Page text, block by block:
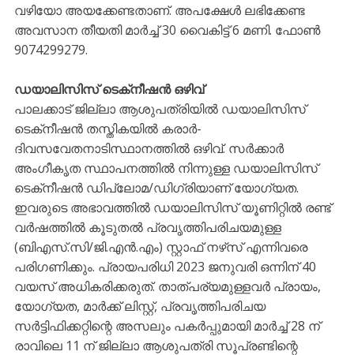
വഴിയോ അയക്കേണ്ടതാണ്. അപക്ഷേൾ ലഭിക്കേണ്ട
അവസാന തീയതി മാർച്ച് 30 വൈകിട്ട് 6 മണി. ഫോൺ
9074299279.
ഡയാലിസിസ് ടെക്‌നീഷന്‍ ഒഴിവ്
പാലക്കാട് ജില്ലാ ആശുപത്രിയില്‍ ഡയാലിസിസ്
ടെക്‌നീഷന്‍ തസ്തികയില്‍ കരാര്‍-
ദിവസവേതനാടിസ്ഥാനത്തില്‍ ഒഴിവ്. സര്‍ക്കാര്‍
അംഗീകൃത സ്ഥാപനത്തില്‍ നിന്നുള്ള ഡയാലിസിസ്
ടെക്‌നീഷന്‍ ഡിപ്ലോമ/ഡിഗ്രിയാണ് യോഗ്യത.
ഇവരുടെ അഭാവത്തില്‍ ഡയാലിസിസ് യൂണിറ്റില്‍ രണ്ട്
വര്‍ഷത്തില്‍ കൂടുതല്‍ പ്രവൃത്തിപരിചയമുള്ള
(ബിഎസ്.സി/ജി.എന്‍.എം) സ്റ്റാഫ് നഴ്‌സ് എന്നിവരെ
പരിഗണിക്കും. പ്രായപരിധി 2023 ജനുവരി ഒന്നിന് 40
വയസ് അധികരിക്കരുത്. താത്പര്യമുള്ളവര്‍ പ്രായം,
യോഗ്യത, മാര്‍ക്ക് ലിസ്റ്റ്, പ്രവൃത്തിപരിചയ
സര്‍ട്ടിഫിക്കറ്റിന്റെ അസലും പകര്‍പ്പുമായി മാര്‍ച്ച് 28 ന്
രാവിലെ 11 ന് ജില്ലാ ആശുപത്രി സൂപ്രണ്ടിന്റെ